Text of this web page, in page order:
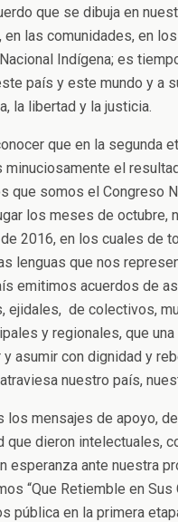
que se dibuja en
en las comunidades, en
Indígena; es
país y este mundo y a
la libertad y la justicia.
que en la segunda
minuciosamente el
que somos el Congreso
los meses de octubre,
2016, en los cuales de
lenguas que nos
emitimos acuerdos de
ejidales, de colectivos,
y regionales, que
y asumir con dignidad y
nuestro país,
los mensajes de apoyo,
que dieron intelectuales,
esperanza ante nuestra
“Que Retiemble en Sus
pública en la primera